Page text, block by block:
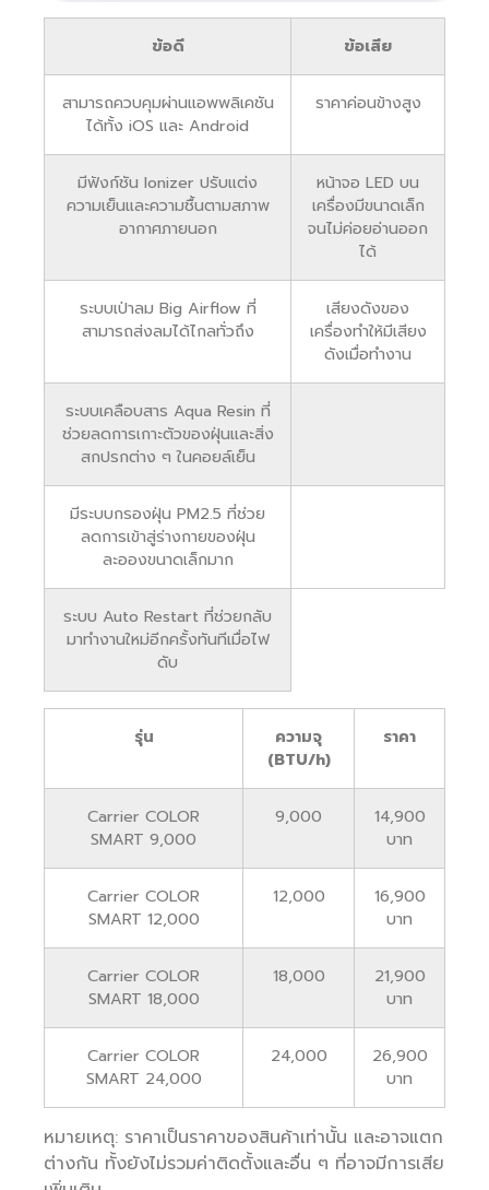
ข้อดี ข้อเสีย
สามารถควบคุมผ่านแอพพลิเคชัน
ได้ทั้ง iOS และ Android
ราคาค่อนข้างสูง
มีฟังก์ชัน Ionizer ปรับแต่ง
ความเย็นและความชื้นตามสภาพ
อากาศภายนอก
หน้าจอ LED บน
เครื่องมีขนาดเล็ก
จนไม่ค่อยอ่านออก
ได้
ระบบเป่าลม Big Airflow ที่
สามารถส่งลมได้ไกลทั่วถึง
เสียงดังของ
เครื่องทำให้มีเสียง
ดังเมื่อทำงาน
ระบบเคลือบสาร Aqua Resin ที่
ช่วยลดการเกาะตัวของฝุ่นและสิ่ง
สกปรกต่าง ๆ ในคอยล์เย็น
มีระบบกรองฝุ่น PM2.5 ที่ช่วย
ลดการเข้าสู่ร่างกายของฝุ่น
ละอองขนาดเล็กมาก
ระบบ Auto Restart ที่ช่วยกลับ
มาทำงานใหม่อีกครั้งทันทีเมื่อไฟ
ดับ
รุ่น
ความจุ
(BTU/h)
ราคา
Carrier COLOR
SMART 9,000
9,000
14,900
บาท
Carrier COLOR
SMART 12,000
12,000
16,900
บาท
Carrier COLOR
SMART 18,000
18,000
21,900
บาท
Carrier COLOR
SMART 24,000
24,000
26,900
บาท
หมายเหตุ: ราคาเป็นราคาของสินค้าเท่านั้น และอาจแตก
ต่างกัน ทั้งยังไม่รวมค่าติดตั้งและอื่น ๆ ที่อาจมีการเสีย